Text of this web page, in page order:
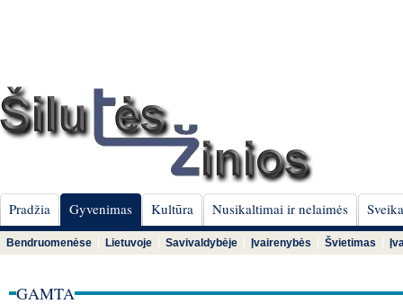
Pradžia Gyvenimas Kultūra Nusikaltimai ir nelaimės
Bendruomenėse Lietuvoje Savivaldybėje Įvairenybės Švietimas
GAMTA